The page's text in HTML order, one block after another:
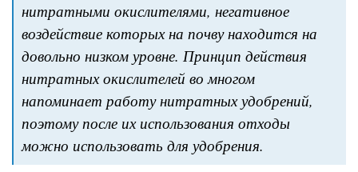
нитратными окислителями, негативное
воздействие которых на почву находится на
довольно низком уровне. Принцип действия
нитратных окислителей во многом
напоминает работу нитратных удобрений,
поэтому после их использования отходы
можно использовать для удобрения.